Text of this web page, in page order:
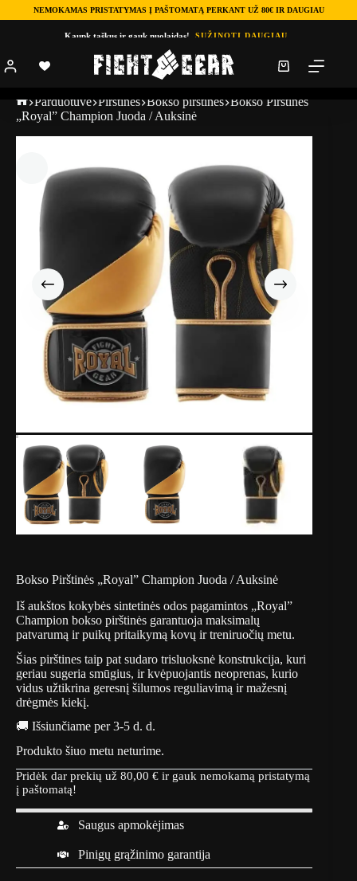
NEMOKAMAS PRISTATYMAS Į PAŠTOMATĄ PERKANT UŽ 80€ IR DAUGIAU
Kaupk taškus ir gauk nuolaidas! SUŽINOTI DAUGIAU
Parduotuve Pirštinės Bokso pirštinės Bokso Pirštinės
„Royal” Champion Juoda / Auksinė
Bokso Pirštinės „Royal” Champion Juoda / Auksinė
Iš aukštos kokybės sintetinės odos pagamintos „Royal”
Champion bokso pirštinės garantuoja maksimalų
patvarumą ir puikų pritaikymą kovų ir treniruočių metu.
Šias pirštines taip pat sudaro trisluoksnė konstrukcija, kuri
geriau sugeria smūgius, ir kvėpuojantis neoprenas, kurio
vidus užtikrina geresnį šilumos reguliavimą ir mažesnį
drėgmės kiekį.
🚚 Išsiunčiame per 3-5 d. d.
Produkto šiuo metu neturime.
Pridėk dar prekių už 80,00 € ir gauk nemokamą pristatymą
į paštomatą!
Saugus apmokėjimas
Pinigų grąžinimo garantija